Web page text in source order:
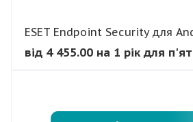
ESET Endpoint Security для
від 4 455.00 на 1 рік для